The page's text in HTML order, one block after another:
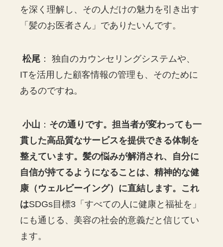
を深く理解し、その人だけの魅力を引き出す
「髪のお医者さん」でありたいんです。
松尾 ： 独自のカウンセリングシステムや、
ITを活用した顧客情報の管理も、そのために
あるのですね。
小山 ： その通りです。担当者が変わっても一
貫した高品質なサービスを提供できる体制を
整えています。髪の悩みが解消され、自分に
自信が持てるようになることは、精神的な健
康（ウェルビーイング）に直結します。これ
はSDGs目標3「すべての人に健康と福祉を」
にも通じる、美容の社会的意義だと信じてい
ます。